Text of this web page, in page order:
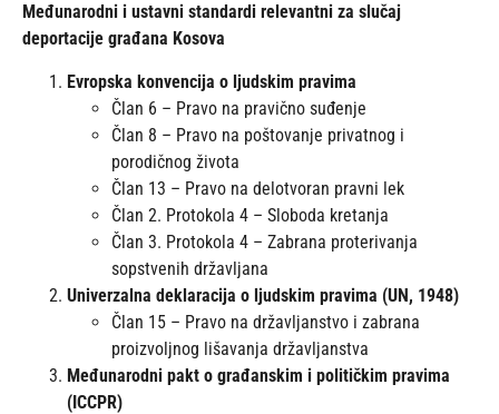
Međunarodni i ustavni standardi relevantni za slučaj
deportacije građana Kosova
Evropska konvencija o ljudskim pravima
Član 6 – Pravo na pravično suđenje
Član 8 – Pravo na poštovanje privatnog i
porodičnog života
Član 13 – Pravo na delotvoran pravni lek
Član 2. Protokola 4 – Sloboda kretanja
Član 3. Protokola 4 – Zabrana proterivanja
sopstvenih državljana
Univerzalna deklaracija o ljudskim pravima (UN, 1948)
Član 15 – Pravo na državljanstvo i zabrana
proizvoljnog lišavanja državljanstva
Međunarodni pakt o građanskim i političkim pravima
(ICCPR)